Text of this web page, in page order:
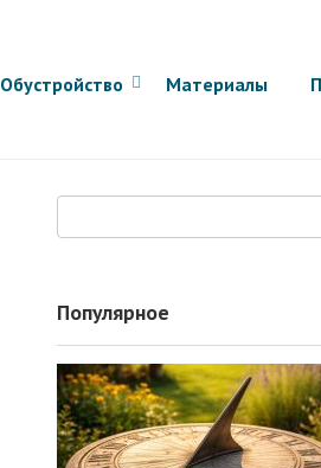
Обустройство Материалы
Популярное